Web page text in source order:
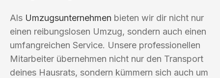
Als Umzugsunternehmen bieten wir dir nicht nur
einen reibungslosen Umzug, sondern auch einen
umfangreichen Service. Unsere professionellen
Mitarbeiter übernehmen nicht nur den Transport
deines Hausrats, sondern kümmern sich auch um